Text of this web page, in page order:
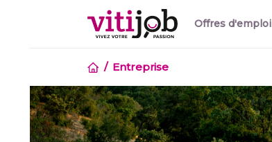
Offres d'emploi
Entreprise